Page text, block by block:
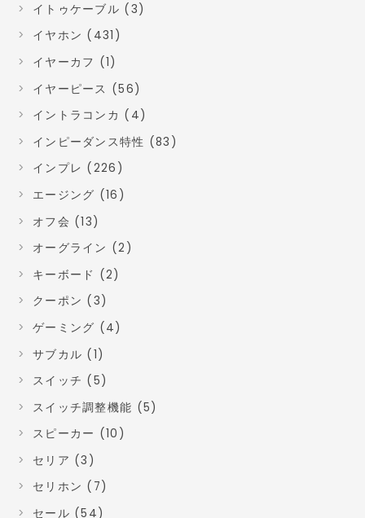
イトゥケーブル (3)
イヤホン (431)
イヤーカフ (1)
イヤーピース (56)
イントラコンカ (4)
インピーダンス特性 (83)
インプレ (226)
エージング (16)
オフ会 (13)
オーグライン (2)
キーボード (2)
クーポン (3)
ゲーミング (4)
サブカル (1)
スイッチ (5)
スイッチ調整機能 (5)
スピーカー (10)
セリア (3)
セリホン (7)
セール (54)